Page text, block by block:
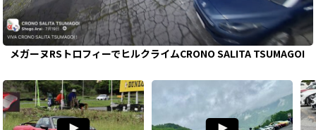
メガーヌRSトロフィーでヒルクライムCRONO SALITA TSUMAGOI